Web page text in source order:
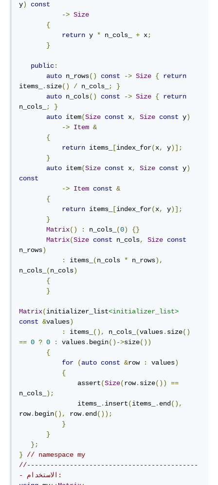
y)
const
-> Size
{
return y * n_cols_ + x;
}
public:
auto n_rows() const -> Size { return
items_
. size() / n_cols_ ;
}
auto n_cols() const -> Size { return
n_cols_
;
}
auto item(Size const x, Size const y)
-> Item &
{
return items_ [index_for(x, y)];
}
auto item(Size const x, Size const y)
const
-> Item const &
{
return items_ [index_for(x, y)];
}
Matrix() : n_cols_ (0)
{}
Matrix(Size const n_cols, Size const
n_rows)
:
items_ (n_cols * n_rows),
n_cols_
(n_cols)
{
}
Matrix(initializer_list<initializer_list>
const &values)
:
items_ (), n_cols_ (values. size()
== 0 ? 0 : values. begin()->size())
{
for
(auto const &row : values)
{
               assert
(Size(row. size())
==
n_cols_
);
               items_
. insert(items_ . end (),
row. begin(), row. end ());
}
}
};
}
// namespace my
//--------------------------------------------
- الاستخدام: